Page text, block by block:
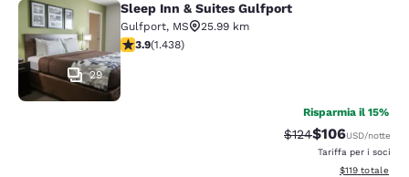
Sleep Inn & Suites Gulfport
29
Sleep Inn & Suites Gulfport
Gulfport, MS
25.99 km
Valutazione di 3.85 stelle. Buono. 1438 recensioni
3.9(1.438)
Risparmia il 15%
Tariffa di barratura:
$124Tariffa
$106USD/notte
Tariffa per i soci
Visualizza i
$119 totale